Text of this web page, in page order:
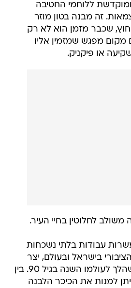
ללוחמי החטיבה
זה מבנה בטון מוזר
שכבר מזמן הוא לא רק
מקום מפגש שמזמין אליו
או פיקניק.
משולב לחלוטין בחיי העיר.
עבודות בלתי נשכחות
בישראל ובעולם, יצר
האדריכל דני קרוון, שהלך לעולמו השנה בגיל 90. בין
למנות את הכיכר הלבנה